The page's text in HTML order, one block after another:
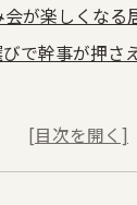
が楽しくなる
で幹事が押さ
屋を比較してコ